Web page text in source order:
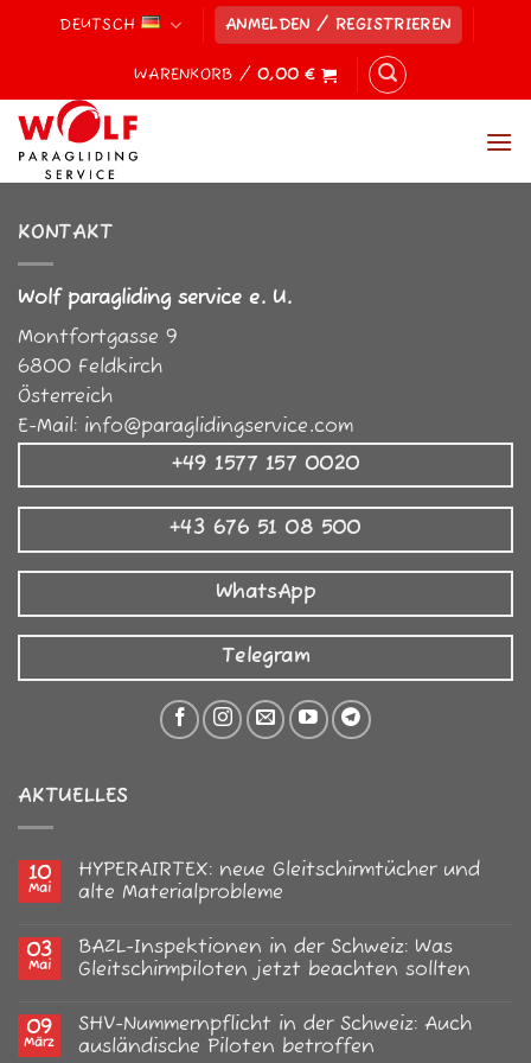
DEUTSCH ANMELDEN / REGISTRIEREN
WARENKORB /0,00€
KONTAKT
Wolf paragliding service e. U.
Montfortgasse 9
6800 Feldkirch
Österreich
E-Mail: info@paraglidingservice.com
+49 1577 157 0020
+43 676 51 08 500
WhatsApp
Telegram
AKTUELLES
10
Mai
HYPERAIRTEX: neue Gleitschirmtücher und
alte Materialprobleme
zu
HYPERAIRTEX:
neue
alte
Materialprobleme
03
Mai
BAZL-Inspektionen in der Schweiz: Was
Gleitschirmpiloten jetzt beachten sollten
zu
BAZL-
Inspektionen
09
März
SHV-Nummernpflicht in der Schweiz: Auch
ausländische Piloten betroffen